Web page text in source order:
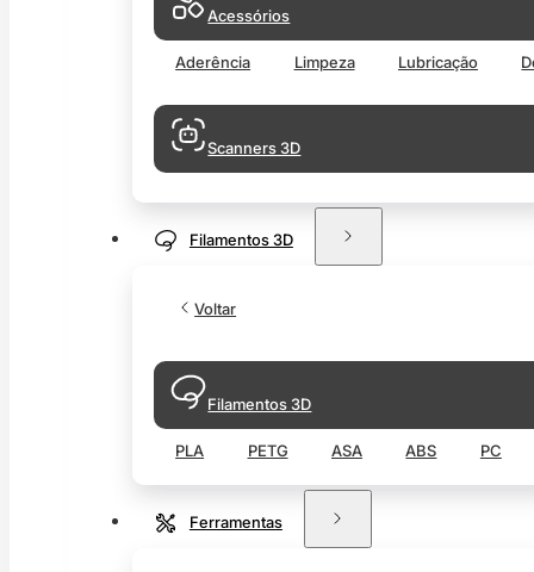
Acessórios
Aderência Limpeza Lubricação
Scanners 3D
Filamentos 3D
Voltar
Filamentos 3D
PLA PETG ASA ABS PC
Ferramentas